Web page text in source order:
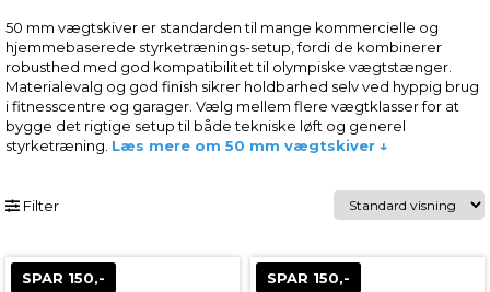
50 mm vægtskiver er standarden til mange kommercielle og
hjemmebaserede styrketrænings-setup, fordi de kombinerer
robusthed med god kompatibilitet til olympiske vægtstænger.
Materialevalg og god finish sikrer holdbarhed selv ved hyppig brug
i fitnesscentre og garager. Vælg mellem flere vægtklasser for at
bygge det rigtige setup til både tekniske løft og generel
styrketræning. Læs mere om 50 mm vægtskiver ↓
Filter
SPAR 150,- SPAR 150,-